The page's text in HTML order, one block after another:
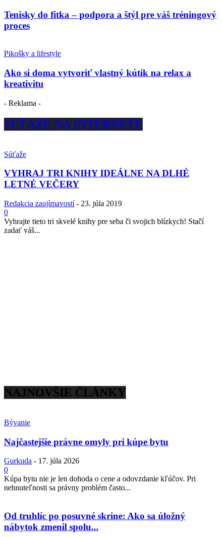
Tenisky do fitka – podpora a štýl pre váš tréningový
proces
Pikošky a lifestyle
Ako si doma vytvoriť vlastný kútik na relax a
kreativitu
- Reklama -
SÚŤAŽE NA INTERNETE
Súťaže
VYHRAJ TRI KNIHY IDEÁLNE NA DLHÉ
LETNÉ VEČERY
Redakcia zaujímavostí - 23. júla 2019
0
Vyhrajte tieto tri skvelé knihy pre seba či svojich blízkych! Stačí
zadať váš...
NAJNOVŠIE ČLÁNKY
Bývanie
Najčastejšie právne omyly pri kúpe bytu
Gurkuda - 17. júla 2026
0
Kúpa bytu nie je len dohoda o cene a odovzdanie kľúčov. Pri
nehnuteľnosti sa právny problém často...
Od truhlíc po posuvné skrine: Ako sa úložný
nábytok zmenil spolu...